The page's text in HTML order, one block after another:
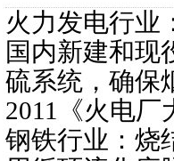
火力发电行业
国内新建和现
硫系统，确保
2011《火电
钢铁行业：烧